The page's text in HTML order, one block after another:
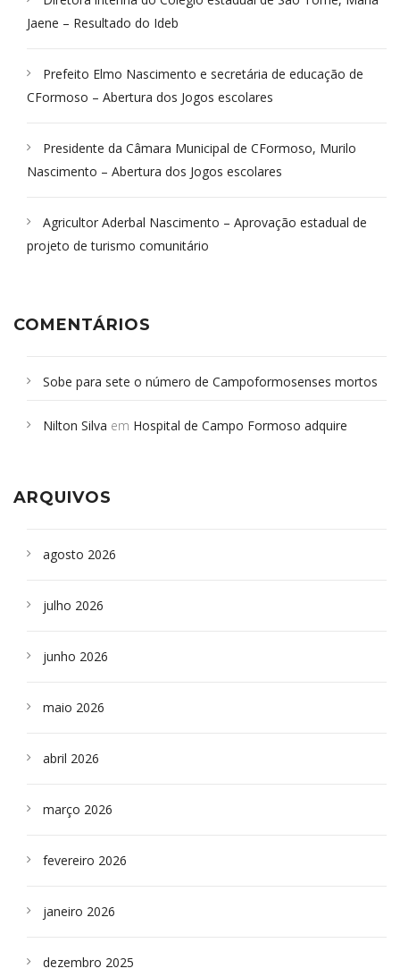
Jaene – Resultado do Ideb
Prefeito Elmo Nascimento e secretária de educação de
CFormoso – Abertura dos Jogos escolares
Presidente da Câmara Municipal de CFormoso, Murilo
Nascimento – Abertura dos Jogos escolares
Agricultor Aderbal Nascimento – Aprovação estadual de
projeto de turismo comunitário
COMENTÁRIOS
Sobe para sete o número de Campoformosenses mortos
Campoformosenses que morreram em desabamentos são
Nilton Silva em Hospital de Campo Formoso adquire
ARQUIVOS
agosto 2026
julho 2026
junho 2026
maio 2026
abril 2026
março 2026
fevereiro 2026
janeiro 2026
dezembro 2025